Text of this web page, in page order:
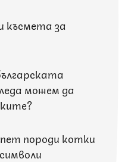
късмета за
можем да
породи котки